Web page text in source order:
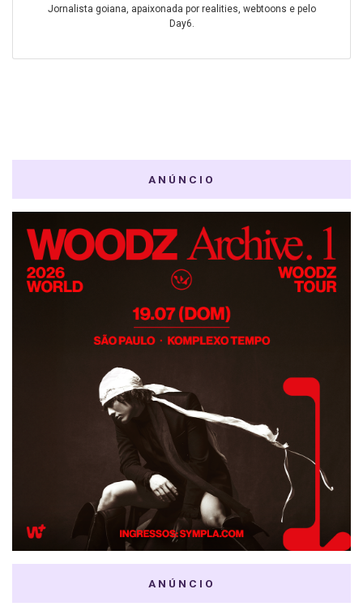
Jornalista goiana, apaixonada por realities, webtoons e pelo
Day6.
ANÚNCIO
ANÚNCIO